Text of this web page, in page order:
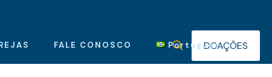
FALE CONOSCO PortuguêsDOAÇÕES